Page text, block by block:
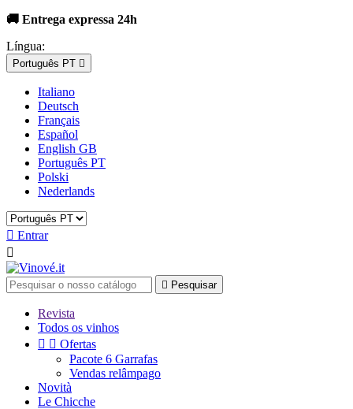
🚚 Entrega expressa 24h
Língua:
Português PT 
Italiano
Deutsch
Français
Español
English GB
Português PT
Polski
Nederlands
 Entrar

 Pesquisar
Revista
Todos os vinhos
  Ofertas
Pacote 6 Garrafas
Vendas relâmpago
Novità
Le Chicche